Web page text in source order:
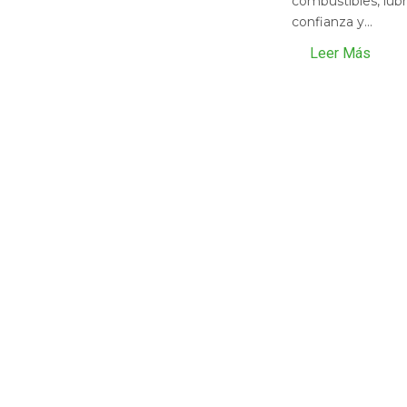
confianza y...
Leer Más